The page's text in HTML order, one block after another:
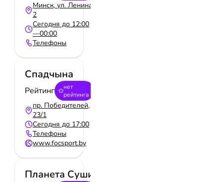
Минск, ул. Ленина,
2
Сегодня до 12:00
—00:00
Телефоны
Спадчына
Рейтинг
нет
рейтинга
пр. Победителей,
23/1
Сегодня до 17:00
Телефоны
www.focsport.by
Планета Суши